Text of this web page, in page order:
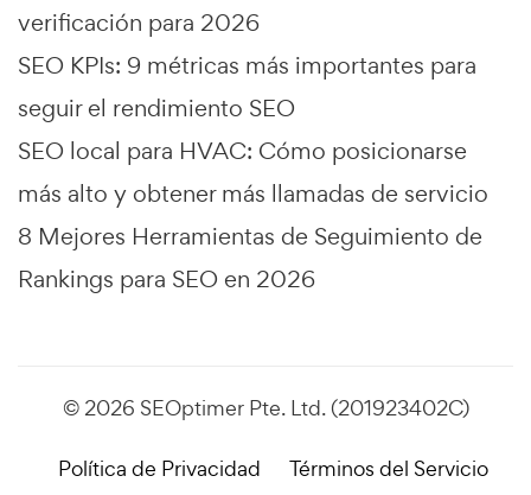
verificación para 2026
SEO KPIs: 9 métricas más importantes para
seguir el rendimiento SEO
SEO local para HVAC: Cómo posicionarse
más alto y obtener más llamadas de servicio
8 Mejores Herramientas de Seguimiento de
Rankings para SEO en 2026
© 2026 SEOptimer Pte. Ltd. (201923402C)
Política de Privacidad Términos del Servicio